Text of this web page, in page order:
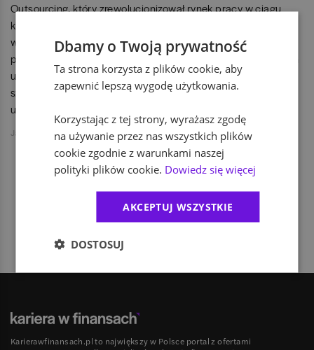
Outsourcing, który zrewolucjonizował rynek pracy w ciągu
kilkudziesięciu ostatnich lat, zaczyna zmieniać swój
wizerunek. Rynek pracy XXI wieku będą kształtować
pracodawcy "cool", nawet w obszarze sektora nowoczesnych
usług biznesowych, który dotychczas kojarzył się głównie ze
sztywnymi normami korporacyjnymi. W tej rewolucji będzie
uczestniczyć również Polska.
Jakub Jański
1
Karierawfinansach.pl to największy w Polsce portal z ofertami
Dbamy o Twoją prywatność
Ta strona korzysta z plików cookie, aby
zapewnić lepszą wygodę użytkowania.
Korzystając z tej strony, wyrażasz zgodę
na używanie przez nas wszystkich plików
cookie zgodnie z warunkami naszej
polityki plików cookie. Dowiedz się więcej
AKCEPTUJ WSZYSTKIE
DOSTOSUJ